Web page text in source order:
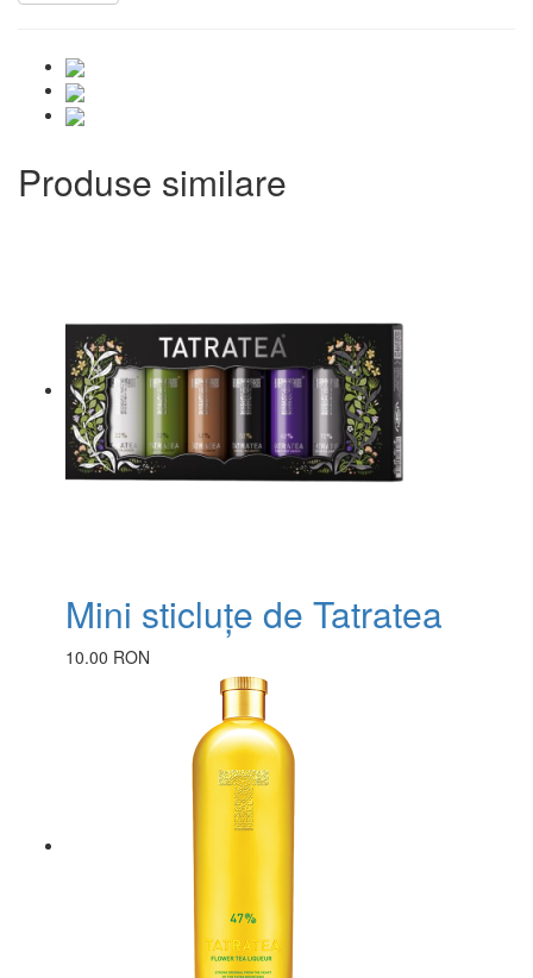
Produse similare
Mini sticluțe de Tatratea
10.00 RON